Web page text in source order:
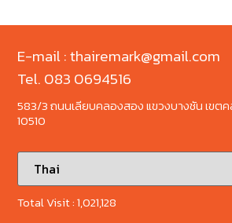
E-mail : thairemark@gmail.com
Tel. 083 0694516
583/3 ถนนเลียบคลองสอง แขวงบางชัน เขต
10510
Total Visit :1,021,128